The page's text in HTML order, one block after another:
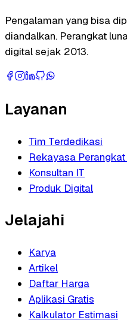
Pengalaman yang bisa
diandalkan. Perangkat
digital sejak 2013.
Layanan
Tim Terdedikasi
Rekayasa
Konsultan IT
Produk Digital
Jelajahi
Karya
Artikel
Daftar Harga
Aplikasi Gratis
Kalkulator Estimasi